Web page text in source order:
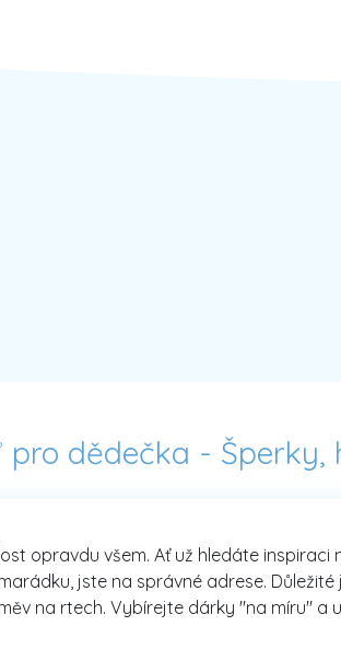
pro dědečka - Šperky,
opravdu všem. Ať už hledáte inspiraci
jste na správné adrese.
na rtech. Vybírejte dárky "na míru" a